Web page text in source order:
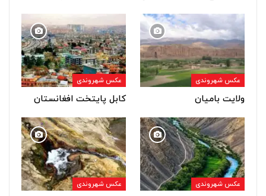
عکس شهروندی
ولایت بامیان
عکس شهروندی
کابل پایتخت افغانستان
عکس شهروندی عکس شهروندی